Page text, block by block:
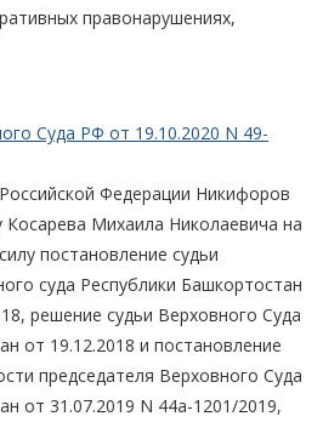
правонарушениях,
Суда РФ от 19.10.2020 N 49-
Федерации Никифоров
Михаила Николаевича на
постановление судьи
суда Республики Башкортостан
решение судьи Верховного Суда
от 19.12.2018 и постановление
председателя Верховного Суда
от 31.07.2019 N 44а-1201/2019,